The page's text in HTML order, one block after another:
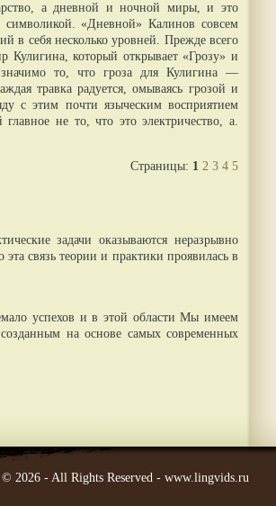
а дневной и ночной миры, и это
символикой. «Дневной» Калинов совсем
в себя несколько уровней. Прежде всего
который открывает «Грозу» и
то, что гроза для Кулигина —
травка радуется, омываясь грозой и
с этим почти языческим восприятием
не то, что это электричество, а.
Страницы: 1 2 3 4 5
задачи оказываются неразрывно
связь теории и практики проявилась в
успехов и в этой области Мы имеем
на основе самых современных
2026 - All Rights Reserved - www.lingvids.ru